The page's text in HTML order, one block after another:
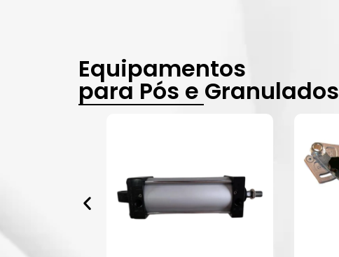
Equipamentos
para Pós e Granulados